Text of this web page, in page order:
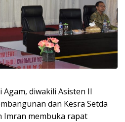
diwakili Asisten II
dan Kesra Setda
Imran membuka rapat